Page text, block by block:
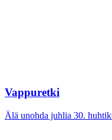
Vappuretki
Älä unohda juhlia 30.